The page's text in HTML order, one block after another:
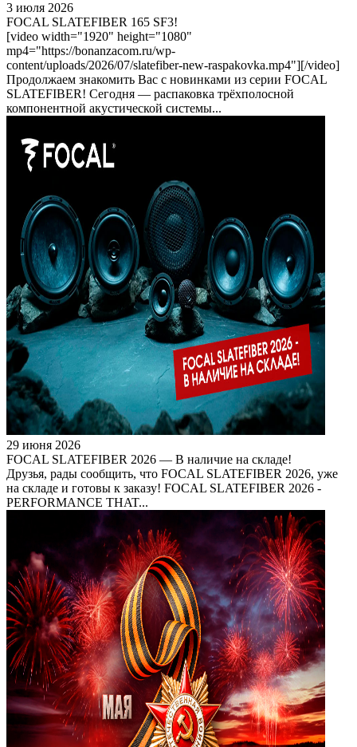
3 июля 2026
FOCAL SLATEFIBER 165 SF3!
[video width="1920" height="1080"
mp4="https://bonanzacom.ru/wp-
content/uploads/2026/07/slatefiber-new-raspakovka.mp4"][/video]
Продолжаем знакомить Вас с новинками из серии FOCAL
SLATEFIBER! Сегодня — распаковка трёхполосной
компонентной акустической системы...
29 июня 2026
FOCAL SLATEFIBER 2026 — В наличие на складе!
Друзья, рады сообщить, что FOCAL SLATEFIBER 2026, уже
на складе и готовы к заказу! FOCAL SLATEFIBER 2026 -
PERFORMANCE THAT...